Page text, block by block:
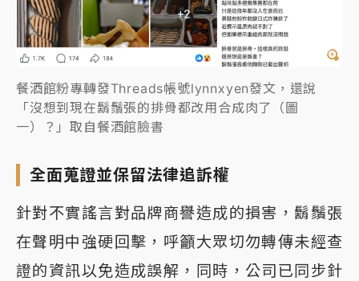
餐酒館粉專轉發Threads帳號lynnxyen發文，還說
「沒想到現在鬍鬚張的排骨都改用合成肉了（圖
一）？」取自餐酒館臉書
全面蒐證並保留法律追訴權
針對不實謠言對品牌商譽造成的損害，鬍鬚張
在聲明中強硬回擊，呼籲大眾切勿轉傳未經查
證的資訊以免造成誤解，同時，公司已同步針